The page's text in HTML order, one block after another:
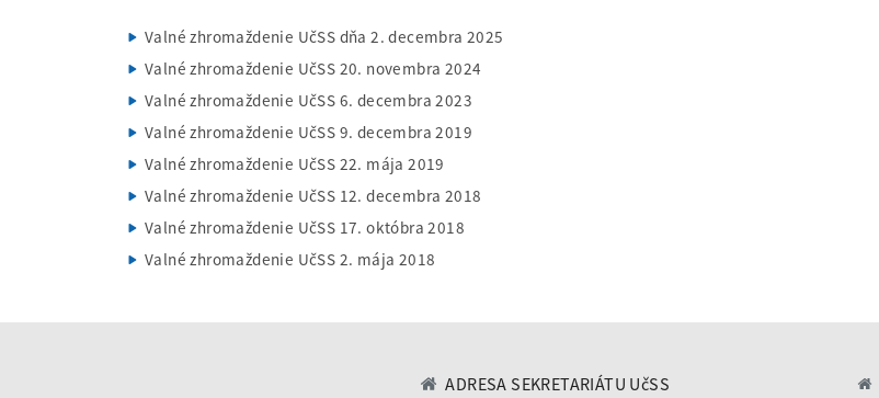
Valné zhromaždenie UčSS dňa 2. decembra 2025
Valné zhromaždenie UčSS 20. novembra 2024
Valné zhromaždenie UčSS 6. decembra 2023
Valné zhromaždenie UčSS 9. decembra 2019
Valné zhromaždenie UčSS 22. mája 2019
Valné zhromaždenie UčSS 12. decembra 2018
Valné zhromaždenie UčSS 17. októbra 2018
Valné zhromaždenie UčSS 2. mája 2018
ADRESA SEKRETARIÁTU UčSS